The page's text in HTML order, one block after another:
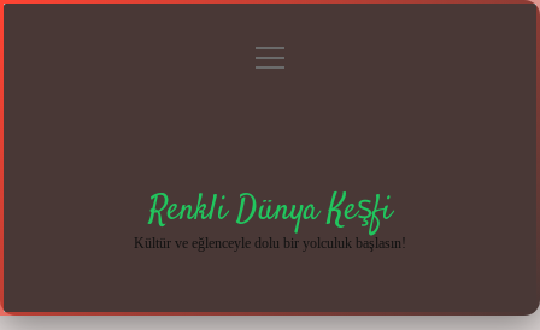
menüyü
Renkli Dünya Keşfi
Kültür ve eğlenceyle dolu bir yolculuk başlasın!